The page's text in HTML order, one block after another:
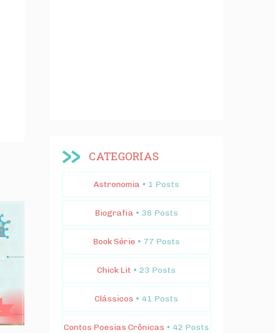
CATEGORIAS
Astronomia • 1 Posts
Biografia • 36 Posts
Book Série • 77 Posts
Chick Lit • 23 Posts
Clássicos • 41 Posts
Contos Poesias Crônicas • 42 Posts